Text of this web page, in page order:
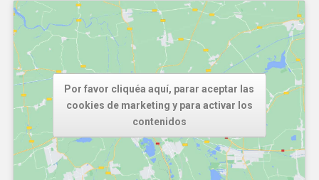
Por favor cliquéa aquí, parar aceptar las
cookies de marketing y para activar los
contenidos